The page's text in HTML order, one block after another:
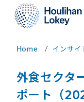
Home インサイ
外食セクタ
ポート（